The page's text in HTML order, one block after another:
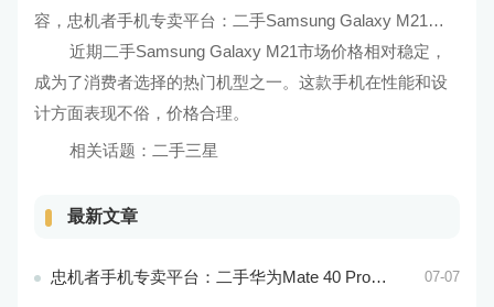
容，忠机者手机专卖平台：二手Samsung Galaxy M21市
场价格相对稳定的解释及解读。
近期二手Samsung Galaxy M21市场价格相对稳定，
成为了消费者选择的热门机型之一。这款手机在性能和设
计方面表现不俗，价格合理。
相关话题： 二手三星
最新文章
忠机者手机专卖平台：二手华为Mate 40 Pro市场价格持续波动 07-07